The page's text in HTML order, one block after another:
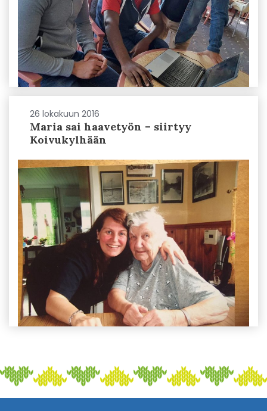
26 lokakuun 2016
Maria sai haavetyön – siirtyy
Koivukylhään